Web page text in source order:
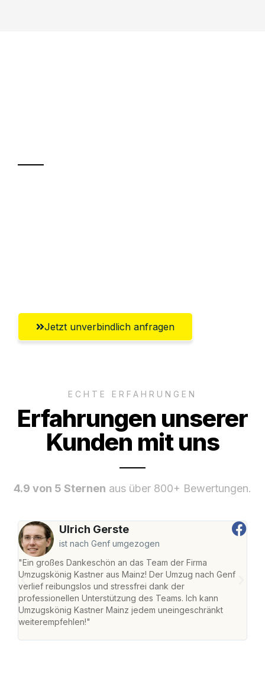
Jetzt unverbindlich anfragen
ECHTE ERFAHRUNGEN
Erfahrungen unserer
Kunden mit uns
4.9 von 5 Sternen aus über 800+ Bewertungen.
Ulrich Gerste
ist nach Genf umgezogen
"Ein großes Dankeschön an das Team der Firma
Umzugskönig Kastner aus Mainz! Der Umzug nach Genf
verlief reibungslos und stressfrei dank der
professionellen Unterstützung des Teams. Ich kann
Umzugskönig Kastner Mainz jedem uneingeschränkt
weiterempfehlen!"